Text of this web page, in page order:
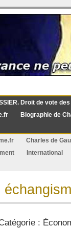
Droit de vote
Biographie de
Charles de
International
: